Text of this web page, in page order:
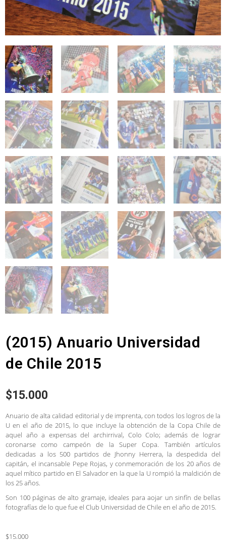
(2015) Anuario Universidad
de Chile 2015
$15.000
Anuario de alta calidad editorial y de imprenta, con todos los logros de la
U en el año de 2015, lo que incluye la obtención de la Copa Chile de
aquel año a expensas del archirrival, Colo Colo; además de lograr
coronarse como campeón de la Super Copa. También artículos
dedicadas a los 500 partidos de Jhonny Herrera, la despedida del
capitán, el incansable Pepe Rojas, y conmemoración de los 20 años de
aquel mítico partido en El Salvador en la que la U rompió la maldición de
los 25 años.
Son 100 páginas de alto gramaje, ideales para aojar un sinfín de bellas
fotografías de lo que fue el Club Universidad de Chile en el año de 2015.
$15.000